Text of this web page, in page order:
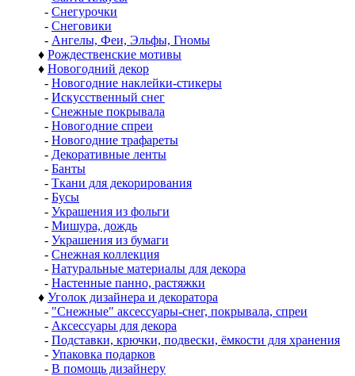
- Снегурочки
- Снеговики
- Ангелы, Феи, Эльфы, Гномы
♦ Рождественские мотивы
♦ Новогодний декор
- Новогодние наклейки-стикеры
- Искусственный снег
- Снежные покрывала
- Новогодние спреи
- Новогодние трафареты
- Декоративные ленты
- Банты
- Ткани для декорирования
- Бусы
- Украшения из фольги
- Мишура, дождь
- Украшения из бумаги
- Снежная коллекция
- Натуральные материалы для декора
- Настенные панно, растяжки
♦ Уголок дизайнера и декоратора
- "Снежные" аксессуары-снег, покрывала, спреи
- Аксессуары для декора
- Подставки, крючки, подвески, ёмкости для хранения
- Упаковка подарков
- В помощь дизайнеру